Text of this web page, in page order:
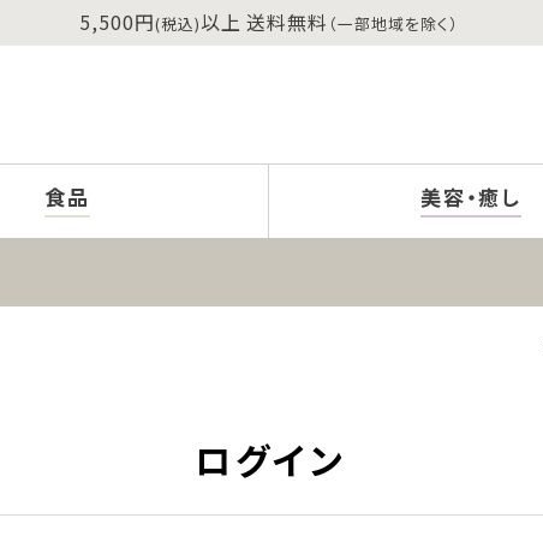
5,500円(税込)以上 送料無料 （一部地域を除く）
食品 美容・癒し
ログイン